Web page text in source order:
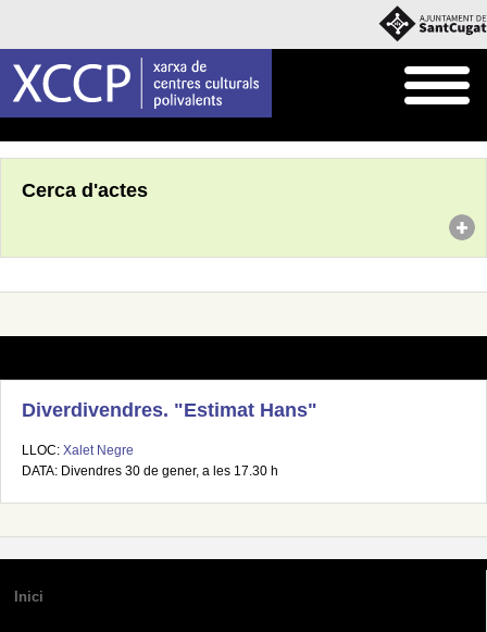
Cerca d'actes
Diverdivendres. "Estimat Hans"
LLOC: Xalet Negre
DATA: Divendres 30 de gener, a les 17.30 h
Inici